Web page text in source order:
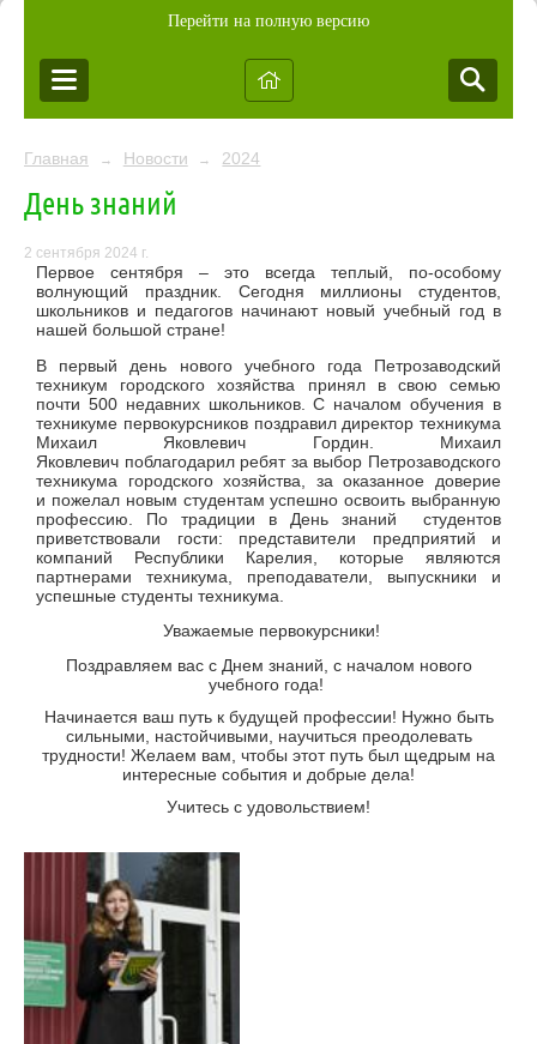
Перейти на полную версию
Главная → Новости → 2024
День знаний
2 сентября 2024 г.
Первое сентября – это всегда теплый, по-особому
волнующий праздник. Сегодня миллионы студентов,
школьников и педагогов начинают новый учебный год в
нашей большой стране!
В первый день нового учебного года Петрозаводский
техникум городского хозяйства принял в свою семью
почти 500 недавних школьников. С началом обучения в
техникуме первокурсников поздравил директор техникума
Михаил Яковлевич Гордин. Михаил
Яковлевич поблагодарил ребят за выбор Петрозаводского
техникума городского хозяйства, за оказанное доверие
и пожелал новым студентам успешно освоить выбранную
профессию. По традиции в День знаний студентов
приветствовали гости: представители предприятий и
компаний Республики Карелия, которые являются
партнерами техникума, преподаватели, выпускники и
успешные студенты техникума.
Уважаемые первокурсники!
Поздравляем вас с Днем знаний, с началом нового
учебного года!
Начинается ваш путь к будущей профессии! Нужно быть
сильными, настойчивыми, научиться преодолевать
трудности! Желаем вам, чтобы этот путь был щедрым на
интересные события и добрые дела!
Учитесь с удовольствием!